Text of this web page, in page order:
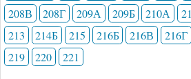
208В
208Г 209А 209Б 210А
213
214Б 215 216Б 216В 216Г
219
220 221